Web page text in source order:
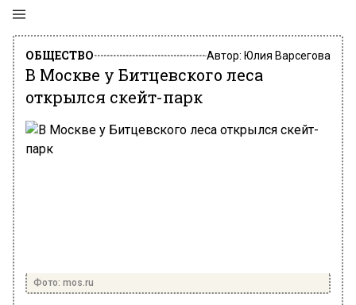
ОБЩЕСТВО Автор: Юлия Варсегова
В Москве у Битцевского леса
открылся скейт-парк
Фото: mos.ru